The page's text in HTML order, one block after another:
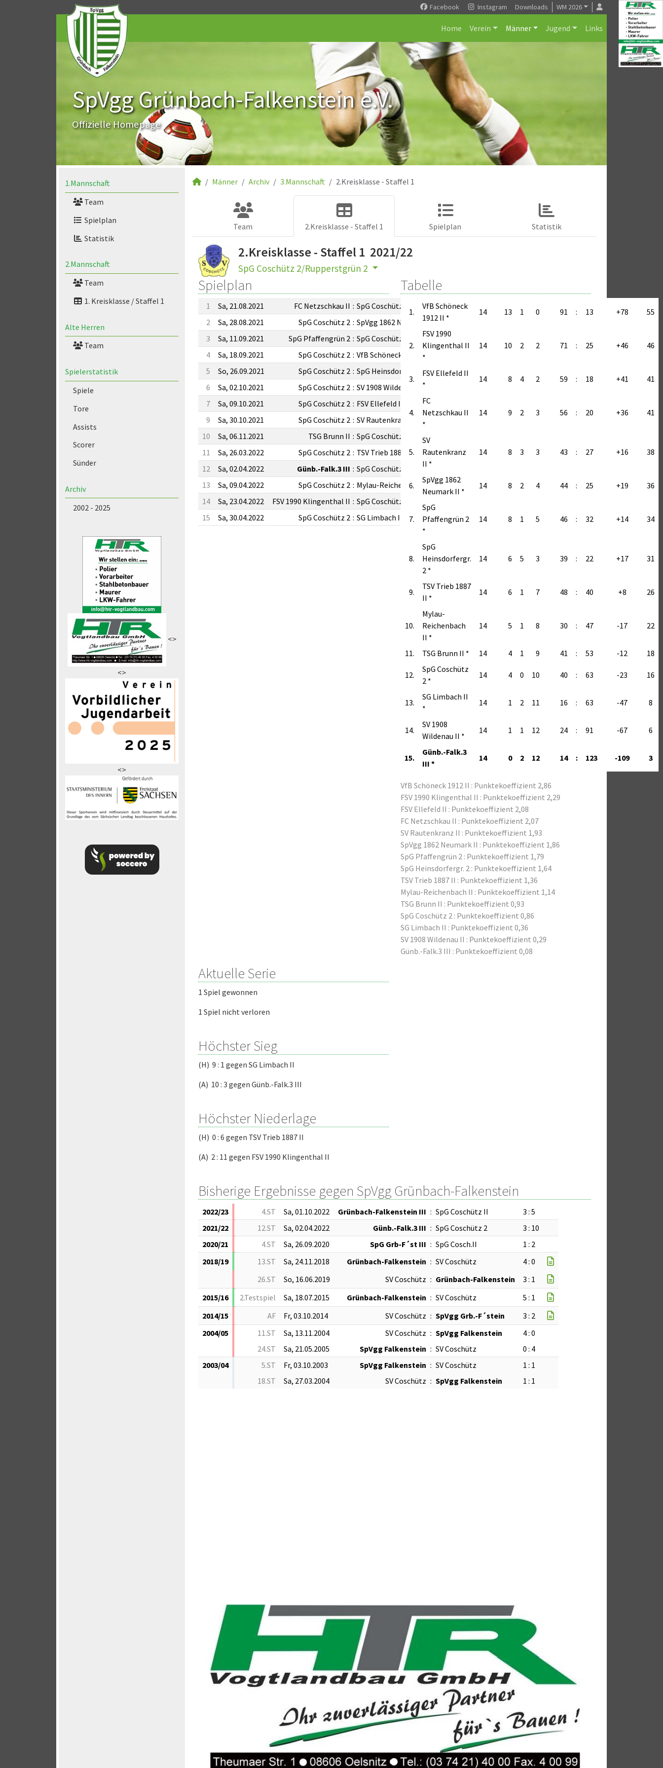
Facebook Instagram Downloads WM 2026
Home Verein Männer Jugend Links
SpVgg Grünbach-Falkenstein e.V.
Offizielle Homepage
1.Mannschaft
Team
Spielplan
Statistik
2.Mannschaft
Team
1. Kreisklasse / Staffel 1
Alte Herren
Team
Spielerstatistik
Spiele
Tore
Assists
Scorer
Sünder
Archiv
2002 - 2025
<>
<>
<>
Männer Archiv 3.Mannschaft 2.Kreisklasse - Staffel 1
Team 2.Kreisklasse - Staffel 1 Spielplan Statistik
2.Kreisklasse - Staffel 1 2021/22
SpG Coschütz 2/Rupperstgrün 2
Spielplan
1 Sa, 21.08.2021 FC Netzschkau II : SpG Coschütz 2
5 : 0
2
Sa, 28.08.2021 SpG Coschütz 2 : SpVgg 1862 Neumark II
2 : 5
3
Sa, 11.09.2021 SpG Pfaffengrün 2 : SpG Coschütz 2
8 : 2
4
Sa, 18.09.2021 SpG Coschütz 2 : VfB Schöneck 1912 II
5
So, 26.09.2021 SpG Coschütz 2 : SpG Heinsdorfergr. 2
0 : 5
6
Sa, 02.10.2021 SpG Coschütz 2 : SV 1908 Wildenau II
7
Sa, 09.10.2021 SpG Coschütz 2 : FSV Ellefeld II
9
Sa, 30.10.2021 SpG Coschütz 2 : SV Rautenkranz II
10
Sa, 06.11.2021 TSG Brunn II : SpG Coschütz 2
11
Sa, 26.03.2022 SpG Coschütz 2 : TSV Trieb 1887 II
0 : 6
12
Sa, 02.04.2022 Günb.-Falk.3 III : SpG Coschütz 2
13
Sa, 09.04.2022 SpG Coschütz 2 : Mylau-Reichenbach II
4 : 1
14
Sa, 23.04.2022 FSV 1990 Klingenthal II : SpG Coschütz 2
15
Sa, 30.04.2022 SpG Coschütz 2 : SG Limbach II 9 : 1
Tabelle
1.
VfB Schöneck
1912 II *
14 13 1 0 91 : 13 +78 55
2.
FSV 1990
Klingenthal II
*
14 10 2 2 71 : 25 +46 46
3.
FSV Ellefeld II
*
14 8 4 2 59 : 18 +41 41
4.
FC
Netzschkau II
*
14 9 2 3 56 : 20 +36 41
5.
SV
Rautenkranz
II *
14 8 3 3 43 : 27 +16 38
6.
SpVgg 1862
Neumark II *
14 8 2 4 44 : 25 +19 36
7.
SpG
Pfaffengrün 2
*
14 8 1 5 46 : 32 +14 34
8.
SpG
Heinsdorfergr.
2 *
14 6 5 3 39 : 22 +17 31
9.
TSV Trieb 1887
II *
14 6 1 7 48 : 40 +8 26
10.
Mylau-
Reichenbach
II *
14 5 1 8 30 : 47 -17 22
11. TSG Brunn II * 14 4 1 9 41 : 53 -12 18
12.
SpG Coschütz
2 *
14 4 0 10 40 : 63 -23 16
13.
SG Limbach II
*
14 1 2 11 16 : 63 -47 8
14.
SV 1908
Wildenau II *
14 1 1 12 24 : 91 -67 6
15.
Günb.-Falk.3
III *
14 0 2 12 14 : 123 -109 3
VfB Schöneck 1912 II : Punktekoeffizient 2,86
FSV 1990 Klingenthal II : Punktekoeffizient 2,29
FSV Ellefeld II : Punktekoeffizient 2,08
FC Netzschkau II : Punktekoeffizient 2,07
SV Rautenkranz II : Punktekoeffizient 1,93
SpVgg 1862 Neumark II : Punktekoeffizient 1,86
SpG Pfaffengrün 2 : Punktekoeffizient 1,79
SpG Heinsdorfergr. 2 : Punktekoeffizient 1,64
TSV Trieb 1887 II : Punktekoeffizient 1,36
Mylau-Reichenbach II : Punktekoeffizient 1,14
TSG Brunn II : Punktekoeffizient 0,93
SpG Coschütz 2 : Punktekoeffizient 0,86
SG Limbach II : Punktekoeffizient 0,36
SV 1908 Wildenau II : Punktekoeffizient 0,29
Günb.-Falk.3 III : Punktekoeffizient 0,08
Aktuelle Serie
1 Spiel gewonnen
1 Spiel nicht verloren
Höchster Sieg
(H) 9 : 1 gegen SG Limbach II
(A) 10 : 3 gegen Günb.-Falk.3 III
Höchster Niederlage
(H) 0 : 6 gegen TSV Trieb 1887 II
(A) 2 : 11 gegen FSV 1990 Klingenthal II
Bisherige Ergebnisse gegen SpVgg Grünbach-Falkenstein
2022/23 4.ST Sa, 01.10.2022 Grünbach-Falkenstein III : SpG Coschütz II
3 : 5
2021/22
12.ST Sa, 02.04.2022 Günb.-Falk.3 III : SpG Coschütz 2
3 : 10
2020/21
4.ST Sa, 26.09.2020 SpG Grb-F´st III : SpG Cosch.II
1 : 2
2018/19
13.ST Sa, 24.11.2018 Grünbach-Falkenstein : SV Coschütz
4 : 0
26.ST
So, 16.06.2019 SV Coschütz : Grünbach-Falkenstein
3 : 1
2015/16
2.Testspiel Sa, 18.07.2015 Grünbach-Falkenstein : SV Coschütz
5 : 1
2014/15
AF Fr, 03.10.2014 SV Coschütz : SpVgg Grb.-F´stein
3 : 2
2004/05
11.ST Sa, 13.11.2004 SV Coschütz : SpVgg Falkenstein
4 : 0
24.ST
Sa, 21.05.2005 SpVgg Falkenstein : SV Coschütz
0 : 4
2003/04
5.ST Fr, 03.10.2003 SpVgg Falkenstein : SV Coschütz
1 : 1
18.ST
Sa, 27.03.2004 SV Coschütz : SpVgg Falkenstein 1 : 1